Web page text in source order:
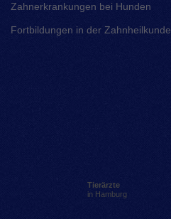
Zahnerkrankungen bei Hunden
Fortbildungen in der Zahnheilkunde
Tierärzte
in Hamburg